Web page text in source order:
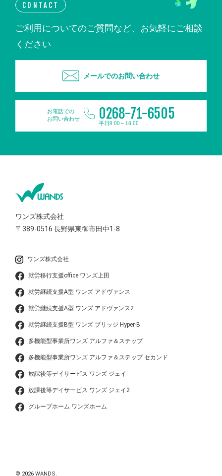
CONTACT
ご利用についてのご質問など、お気軽にご相談
ください
メールでのお問い合わせ
お電話での
お問い合わせ
0268-71-6505
平日9:00～18:00
ワンズ株式会社
〒389-0516長野県東御市田中1-8
ワンズ株式会社
就労移行支援office ワンズ上田
就労継続支援A型 ワンズ アドヴァンス
就労継続支援A型 ワンズ アドヴァンス2
就労継続支援B型 ワンズ ブリッジ Hyper-B
多機能型事業所ワンズ アルファ＆ステップ
多機能型事業所ワンズ アルファ＆ステップ セカンド
放課後等デイサービス ワンズ ジェイ
放課後等デイサービス ワンズ ジェイ2
グループホーム ワンズホーム
© 2026 WANDS.